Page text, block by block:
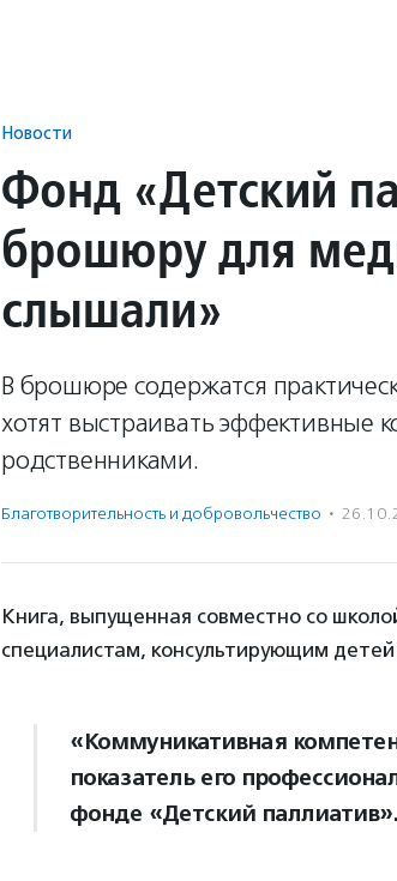
Новости
Фонд «Детский
брошюру для
слышали»
В брошюре содержатся
хотят выстраивать эффективные
родственниками.
Благотвори­тель­ность и доброволь­чест­во ·
Книга, выпущенная совместно со
специалистам, консультирующим
«Коммуникативная
показатель его
фонде «Детский паллиатив».